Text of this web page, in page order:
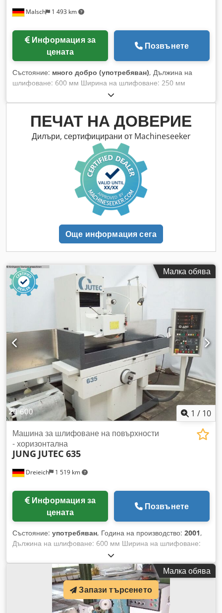
Malsch 1 493 km
Информация за
цената
Позвънете
Състояние: много добро (употребяван), Дължина на
шлифоване: 600 мм Ширина на шлифоване: 250 мм
Височина на детайла: 450 мм Управление: Siemens Primo
SG Електромагнитна маса за закрепване: 500 x 200 мм
Диаметър на шлифовъчния диск: 300 x 50 x 76,2 мм
Обороти на шпиндела (безстепенно): 800 - 4200 об/мин
Обща консумирана мощност: 4 kW Dkjdpfxszmappo Ah Ior
Тегло на машината: приблизително 2,9 т Необходима
площ: приблизително 4,8 x 3,6 x 2,1 м
ПЕЧАТ НА ДОВЕРИЕ
Дилъри, сертифицирани от Machineseeker
Още информация сега
Малка обява
1 / 10
Dreieich 1 519 km
Машина за шлифоване на повърхности
- хоризонтална
JUNG JUTEC 635
Информация за
цената
Позвънете
Състояние: употребяван, Година на производство: 2001,
Дължина на шлифоване: 600 мм Ширина на шлифоване:
400 мм Височина на детайла: 375 мм Дигитален дисплей: 2
оси HEIDENHAIN Размер на масата: 650 x 350 мм
Максимална товароносимост на масата: 400 кг Магнитна
плоча: 600 x 350 мм Разстояние между центъра на
шпиндела и масата: 525 мм Надлъжно движение на
масата: 650 мм Напречно движение на масата: 350 мм
Малка обява
Запази търсенето